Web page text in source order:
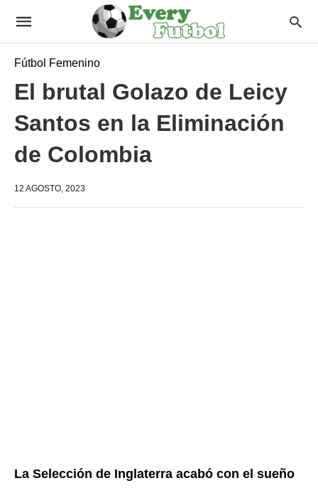
Fútbol Femenino
El brutal Golazo de Leicy
Santos en la Eliminación
de Colombia
12 AGOSTO, 2023
La Selección de Inglaterra acabó con el sueño